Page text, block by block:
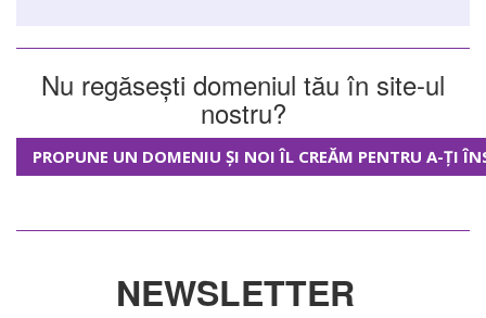
Nu regăsești domeniul tău în site-ul
nostru?
PROPUNE UN DOMENIU ȘI NOI ÎL CREĂM PENTRU A-ȚI
NEWSLETTER